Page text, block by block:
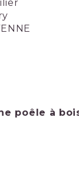
poêle à